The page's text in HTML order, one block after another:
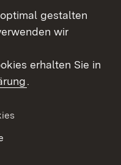
gestalten
wir
erhalten Sie in
.